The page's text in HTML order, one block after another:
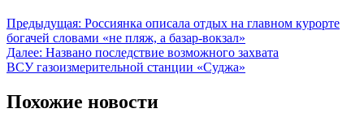
Предыдущая: Россиянка описала отдых на главном курорте
богачей словами «не пляж, а базар-вокзал»
Далее: Названо последствие возможного захвата
ВСУ газоизмерительной станции «Суджа»
Похожие новости